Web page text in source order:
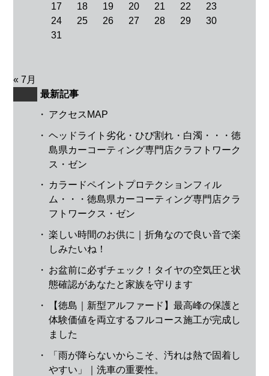
17
18 19 20 21 22
23
24
25 26 27 28 29
30
31
« 7月
最新記事
・ アクセスMAP
・ ヘッドライト劣化・ひび割れ・白濁・・・徳
島県カーコーティング専門店クラフトワーク
ス・ゼン
・
カラードペイントプロテクションフィル
ム・・・徳島県カーコーティング専門店クラ
フトワークス・ゼン
・ 楽しい時間のお供に｜折角なので良い音で楽
しみたいね！
・ お盆前に必ずチェック！タイヤの空気圧と状
態確認があなたと家族を守ります
・
【徳島｜新型アルファード】最高峰の保護と
体験価値を両立するフルコース施工が完成し
ました
・
「雨が降らないからこそ、汚れは熱で固着し
やすい」｜洗車の重要性。